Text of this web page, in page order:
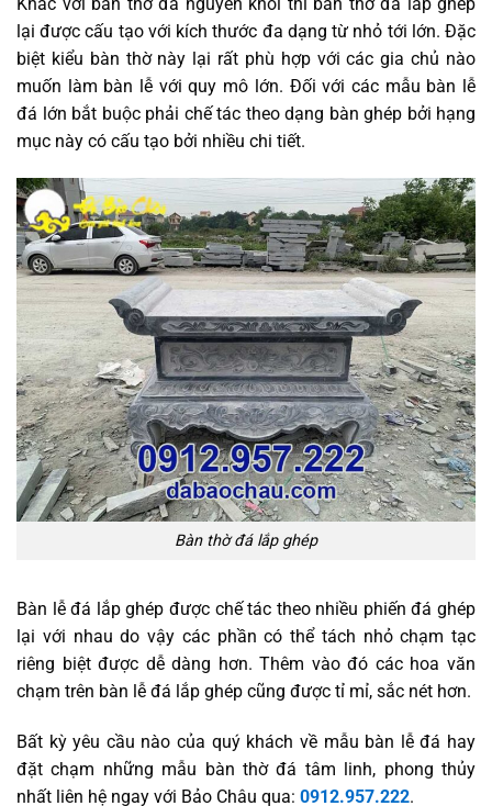
lại được cấu tạo với kích thước đa dạng từ nhỏ tới lớn. Đặc
biệt kiểu bàn thờ này lại rất phù hợp với các gia chủ nào
muốn làm bàn lễ với quy mô lớn. Đối với các mẫu bàn lễ
đá lớn bắt buộc phải chế tác theo dạng bàn ghép bởi hạng
mục này có cấu tạo bởi nhiều chi tiết.
Bàn thờ đá lắp ghép
Bàn lễ đá lắp ghép được chế tác theo nhiều phiến đá ghép
lại với nhau do vậy các phần có thể tách nhỏ chạm tạc
riêng biệt được dễ dàng hơn. Thêm vào đó các hoa văn
chạm trên bàn lễ đá lắp ghép cũng được tỉ mỉ, sắc nét hơn.
Bất kỳ yêu cầu nào của quý khách về mẫu bàn lễ đá hay
đặt chạm những mẫu bàn thờ đá tâm linh, phong thủy
nhất liên hệ ngay với Bảo Châu qua: 0912.957.222.